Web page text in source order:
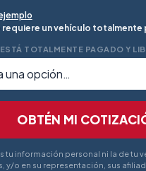
un vehículo totalmente
TOTALMENTE PAGADO Y
OBTÉN MI
tu información personal ni la de tu
y/o en su representación, sus